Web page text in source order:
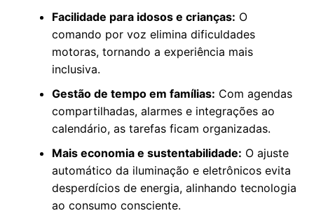
Facilidade para idosos e crianças: O
comando por voz elimina dificuldades
motoras, tornando a experiência mais
inclusiva.
Gestão de tempo em famílias: Com agendas
compartilhadas, alarmes e integrações ao
calendário, as tarefas ficam organizadas.
Mais economia e sustentabilidade: O ajuste
automático da iluminação e eletrônicos evita
desperdícios de energia, alinhando tecnologia
ao consumo consciente.